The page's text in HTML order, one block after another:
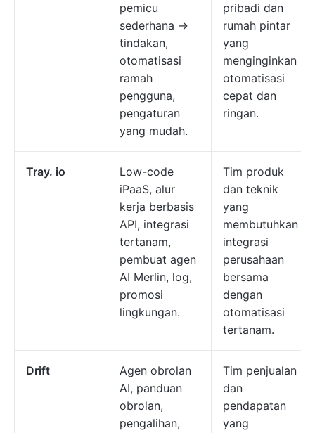
pemicu
sederhana →
tindakan,
otomatisasi
ramah
pengguna,
pengaturan
yang mudah.
pribadi dan
rumah pintar
yang
menginginkan
otomatisasi
cepat dan
ringan.
Tray. io
Low-code
iPaaS, alur
kerja berbasis
API, integrasi
tertanam,
pembuat agen
AI Merlin, log,
promosi
lingkungan.
Tim produk
dan teknik
yang
membutuhkan
integrasi
perusahaan
bersama
dengan
otomatisasi
tertanam.
Drift
Agen obrolan
AI, panduan
obrolan,
pengalihan,
Tim penjualan
dan
pendapatan
yang